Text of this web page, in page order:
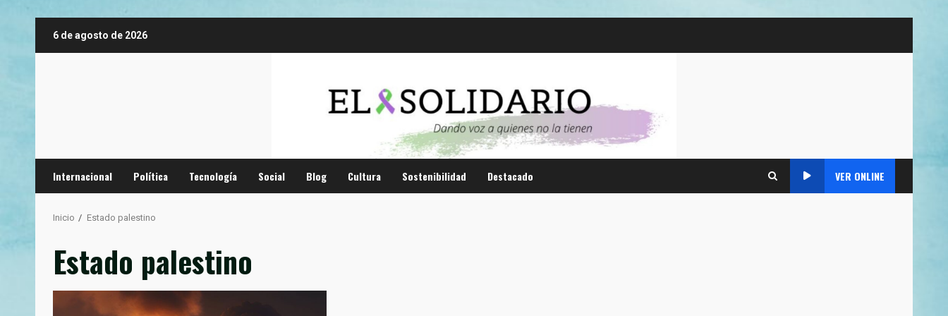
6 de agosto de 2026
Internacional Política Tecnología Social Blog Cultura Sostenibilidad Destacado VER ONLINE
Inicio Estado palestino
Estado palestino